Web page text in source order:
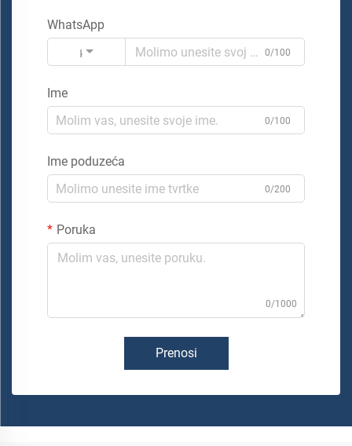
WhatsApp
Kod
0/100
Ime
0/100
Ime poduzeća
0/200
Poruka
0/1000
Prenosi